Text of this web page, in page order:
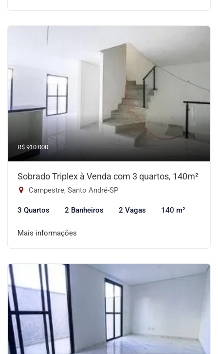
R$ 910.000
Sobrado Triplex à Venda com 3 quartos, 140m²
Campestre, Santo André-SP
3 Quartos 2 Banheiros 2 Vagas 140 m²
Mais informações